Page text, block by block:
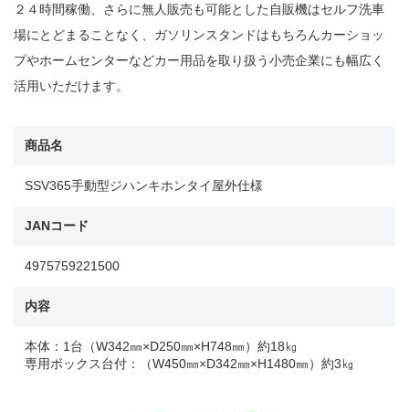
２４時間稼働、さらに無人販売も可能とした自販機はセルフ洗車
場にとどまることなく、ガソリンスタンドはもちろんカーショッ
プやホームセンターなどカー用品を取り扱う小売企業にも幅広く
活用いただけます。
商品名
SSV365手動型ジハンキホンタイ屋外仕様
JANコード
4975759221500
内容
本体：1台（W342㎜×D250㎜×H748㎜）約18㎏
専用ボックス台付：（W450㎜×D342㎜×H1480㎜）約3㎏